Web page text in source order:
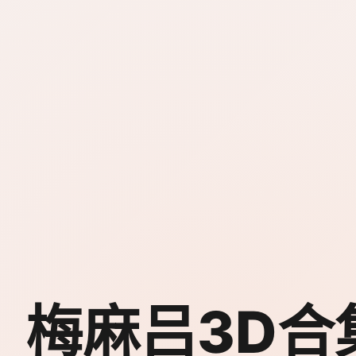
梅麻吕3D合